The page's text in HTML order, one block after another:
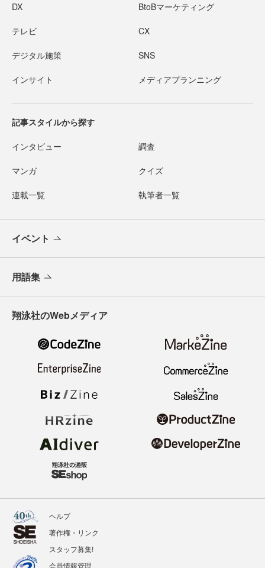
DX BtoBマーケティング
テレビ CX
デジタル施策 SNS
インサイト メディアプランニング
記事スタイルから探す
インタビュー 調査
マンガ クイズ
連載一覧 執筆者一覧
イベント
用語集
翔泳社のWebメディア
ヘルプ
著作権・リンク
スタッフ募集!
会員情報管理